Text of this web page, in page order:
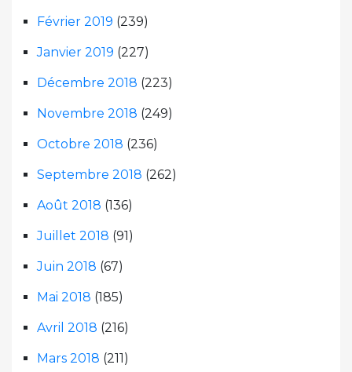
Février 2019 (239)
Janvier 2019 (227)
Décembre 2018 (223)
Novembre 2018 (249)
Octobre 2018 (236)
Septembre 2018 (262)
Août 2018 (136)
Juillet 2018 (91)
Juin 2018 (67)
Mai 2018 (185)
Avril 2018 (216)
Mars 2018 (211)